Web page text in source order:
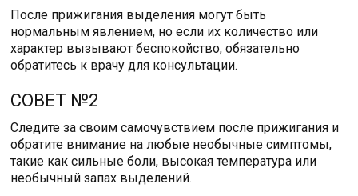
После прижигания выделения могут быть
нормальным явлением, но если их количество или
характер вызывают беспокойство, обязательно
обратитесь к врачу для консультации.
СОВЕТ №2
Следите за своим самочувствием после прижигания и
обратите внимание на любые необычные симптомы,
такие как сильные боли, высокая температура или
необычный запах выделений.